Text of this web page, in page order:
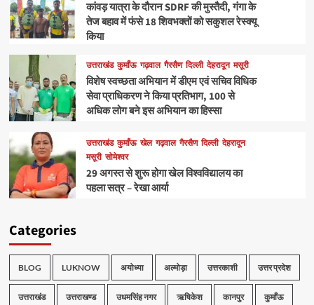
कांवड़ यात्रा के दौरान SDRF की मुस्तैदी, गंगा के
तेज बहाव में फंसे 18 शिवभक्तों को सकुशल रेस्क्यू
किया
उत्तराखंड कुमाँऊ गढ़वाल गैरसैण दिल्ली देहरादून मसूरी
विशेष स्वच्छता अभियान में डीएम एवं सचिव विधिक
सेवा प्राधिकरण ने किया प्रतिभाग, 100 से
अधिक लोग बने इस अभियान का हिस्सा
उत्तराखंड कुमाँऊ खेल गढ़वाल गैरसैण दिल्ली देहरादून
मसूरी सोमेश्वर
29 अगस्त से शुरू होगा खेल विश्वविद्यालय का
पहला सत्र – रेखा आर्या
Categories
BLOG LUKNOW अयोध्या अल्मोड़ा उत्तरकाशी उत्तर प्रदेश
उत्तराखंड उत्तराखण्ड उधमसिंह नगर ऋषिकेश कानपुर कुमाँऊ